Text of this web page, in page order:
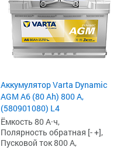
Аккумулятор Varta Dynamic
AGM A6 (80 Ah) 800 А,
(580901080) L4
Ёмкость 80 А·ч,
Полярность обратная [- +],
Пусковой ток 800 А,